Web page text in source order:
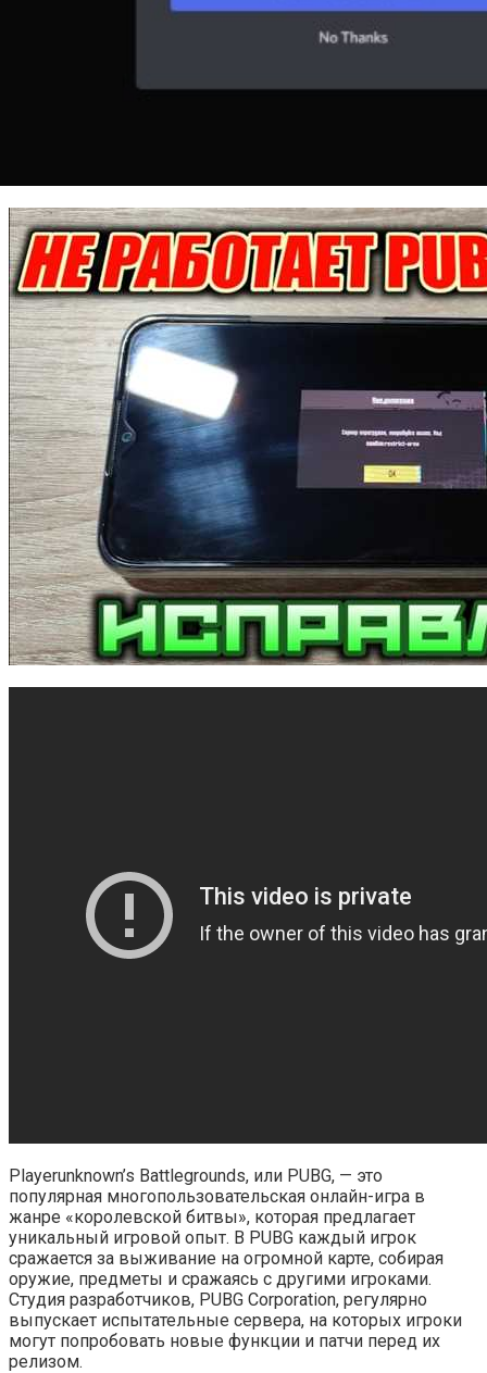
Playerunknown’s Battlegrounds, или PUBG, — это
популярная многопользовательская онлайн-игра в
жанре «королевской битвы», которая предлагает
уникальный игровой опыт. В PUBG каждый игрок
сражается за выживание на огромной карте, собирая
оружие, предметы и сражаясь с другими игроками.
Студия разработчиков, PUBG Corporation, регулярно
выпускает испытательные сервера, на которых игроки
могут попробовать новые функции и патчи перед их
релизом.